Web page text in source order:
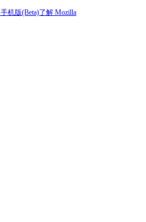
手机版(Beta)了解 Mozilla